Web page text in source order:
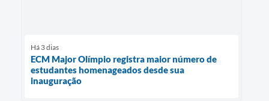
Há 3 dias
ECM Major Olímpio registra maior número de
estudantes homenageados desde sua
inauguração